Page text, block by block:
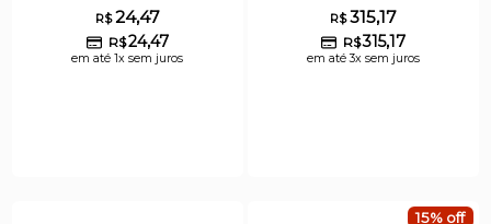
R$24,47
R$24,47
em até 1x sem juros
R$315,17
R$315,17
em até 3x sem juros
15% off